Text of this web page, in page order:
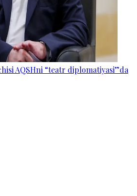
AQSHni “teatr diplomatiyasi”da